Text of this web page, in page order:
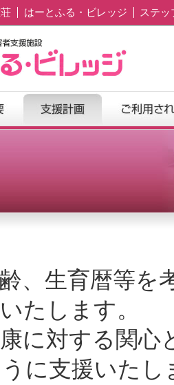
はーとふる・ビレッジ ステッ
、生育暦等を
たします。
に対する関心
に支援いたし